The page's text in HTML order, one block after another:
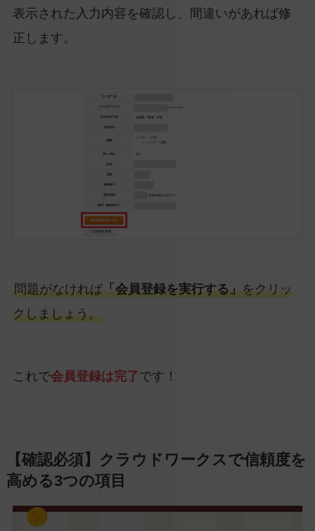
表示された入力内容を確認し、間違いがあれば修
正します。
問題がなければ「会員登録を実行する」をクリッ
クしましょう。
これで会員登録は完了です！
【確認必須】クラウドワークスで信頼度を
高める3つの項目